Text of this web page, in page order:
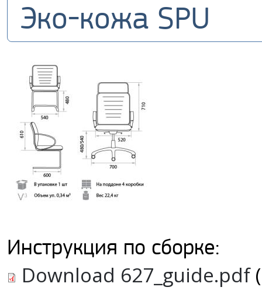
Эко-кожа SPU
Инструкция по сборке:
Download 627_guide.pdf